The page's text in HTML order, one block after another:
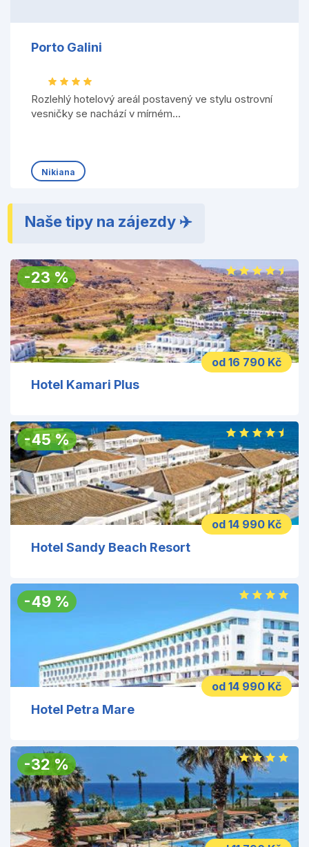
Porto Galini
Rozlehlý hotelový areál postavený ve stylu ostrovní
vesničky se nachází v mírném...
Nikiana
Naše tipy na zájezdy ✈️
od 16 790 Kč
-23 %
Hotel Kamari Plus
od 14 990 Kč
-45%
Hotel Sandy Beach Resort
od 14 990 Kč
-49 %
Hotel Petra Mare
-32%